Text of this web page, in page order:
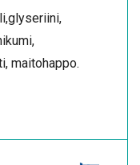
maitohappo.